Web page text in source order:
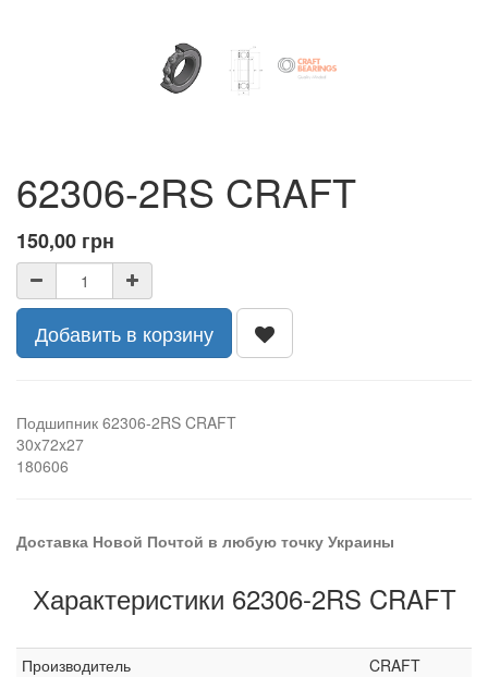
62306-2RS CRAFT
150,00 грн
Добавить в корзину
Подшипник 62306-2RS CRAFT
30x72x27
180606
Доставка Новой Почтой в любую точку Украины
Характеристики 62306-2RS CRAFT
Производитель
CRAFT